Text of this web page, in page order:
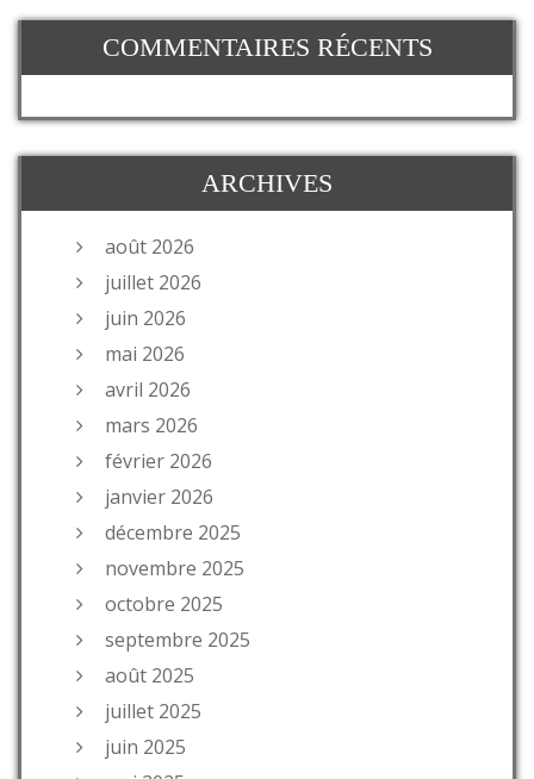
COMMENTAIRES RÉCENTS
ARCHIVES
août 2026
juillet 2026
juin 2026
mai 2026
avril 2026
mars 2026
février 2026
janvier 2026
décembre 2025
novembre 2025
octobre 2025
septembre 2025
août 2025
juillet 2025
juin 2025